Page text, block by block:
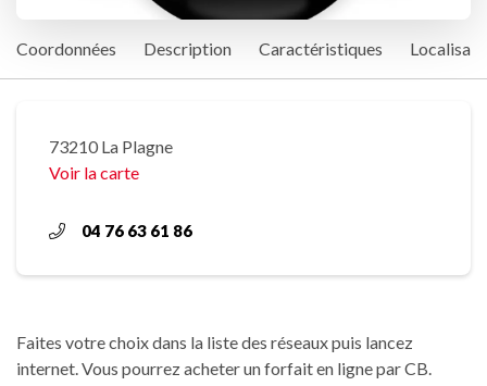
Coordonnées Description Caractéristiques
73210 La Plagne
Voir la carte
04 76 63 61 86
Faites votre choix dans la liste des réseaux puis lancez
internet. Vous pourrez acheter un forfait en ligne par CB.